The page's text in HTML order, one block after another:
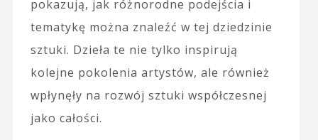
pokazują, jak różnorodne podejścia i
tematykę można znaleźć w tej dziedzinie
sztuki. Dzieła te nie tylko inspirują
kolejne pokolenia artystów, ale również
wpłynęły na rozwój sztuki współczesnej
jako całości.